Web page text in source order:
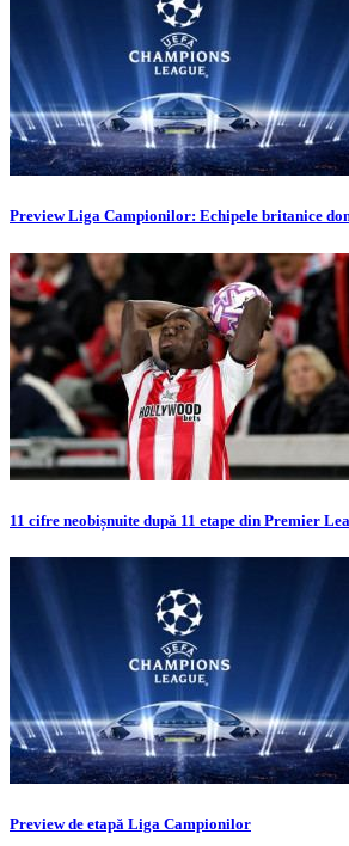
Preview Liga Campionilor: Echipele britanice
11 cifre neobișnuite după 11 etape din Premier
Preview de etapă Liga Campionilor